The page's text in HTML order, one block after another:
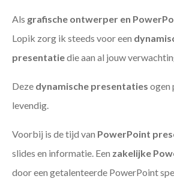
Als grafische ontwerper en
Lopik zorg ik steeds voor een
presentatiedie aan al jouw
Deze dynamische presentaties ogen
levendig.
Voorbij is de tijd van PowerPoint
slides en informatie. Een zakelijke
door een getalenteerde PowerPoint